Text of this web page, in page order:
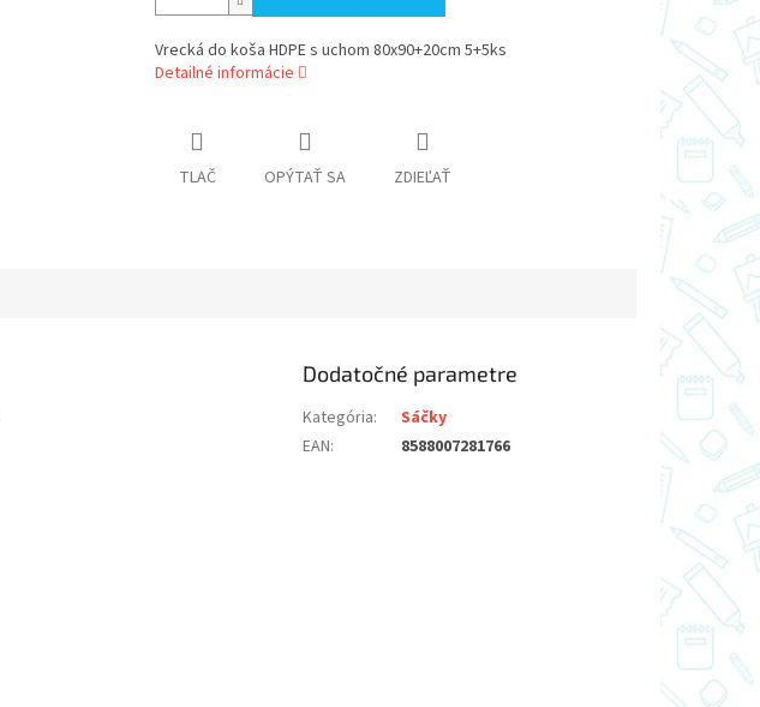
Vrecká do koša HDPE s uchom 80x90+20cm 5+5ks
Detailné informácie
TLAČ OPÝTAŤ SA ZDIEĽAŤ
Dodatočné parametre
Kategória:
Sáčky
EAN: 8588007281766